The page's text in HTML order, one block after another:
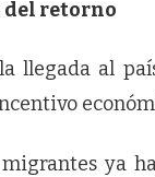
retorno
llegada al
ya